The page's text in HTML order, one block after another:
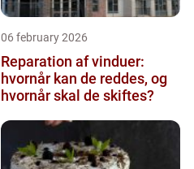
06 february 2026
Reparation af vinduer:
hvornår kan de reddes, og
hvornår skal de skiftes?